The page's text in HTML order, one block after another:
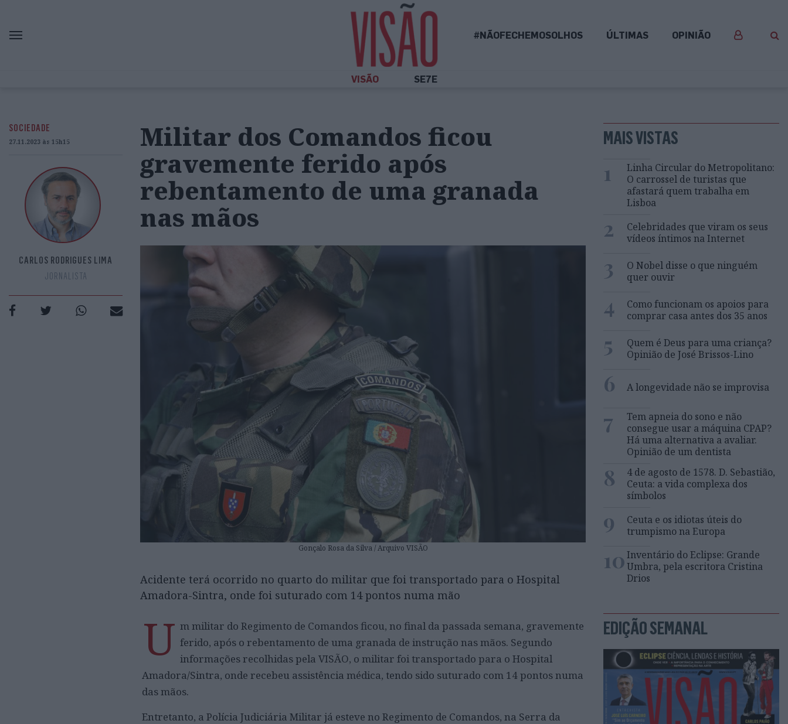
#NÃOFECHEMOSOLHOS ÚLTIMAS OPINIÃO
VISÃO SE7E
SOCIEDADE
27.11.2023 às 15h15
CARLOS RODRIGUES LIMA
JORNALISTA
Militar dos Comandos ficou
gravemente ferido após
rebentamento de uma granada
nas mãos
Gonçalo Rosa da Silva / Arquivo VISÃO
Acidente terá ocorrido no quarto do militar que foi transportado para o Hospital
Amadora-Sintra, onde foi suturado com 14 pontos numa mão
U m militar do Regimento de Comandos ficou, no final da passada semana, gravemente
ferido, após o rebentamento de uma granada de instrução nas mãos. Segundo
informações recolhidas pela VISÃO, o militar foi transportado para o Hospital
Amadora/Sintra, onde recebeu assistência médica, tendo sido suturado com 14 pontos numa
das mãos.
Entretanto, a Polícia Judiciária Militar já esteve no Regimento de Comandos, na Serra da
MAIS VISTAS
1
Linha Circular do Metropolitano:
O carrossel de turistas que
afastará quem trabalha em
Lisboa
2
Celebridades que viram os seus
vídeos íntimos na Internet
3
O Nobel disse o que ninguém
quer ouvir
4
Como funcionam os apoios para
comprar casa antes dos 35 anos
5
Quem é Deus para uma criança?
Opinião de José Brissos-Lino
6 A longevidade não se improvisa
7
Tem apneia do sono e não
consegue usar a máquina CPAP?
Há uma alternativa a avaliar.
Opinião de um dentista
8
4 de agosto de 1578. D. Sebastião,
Ceuta: a vida complexa dos
símbolos
9
Ceuta e os idiotas úteis do
trumpismo na Europa
10Inventário do Eclipse: Grande
Umbra, pela escritora Cristina
Drios
EDIÇÃO SEMANAL